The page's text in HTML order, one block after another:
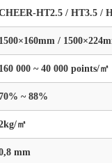
HT2.5 / HT3.5 /
1500×160mm /
160 000 ~ 40 000 points/㎡
~ 88%
㎡
mm